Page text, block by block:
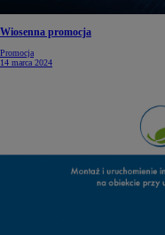
Wiosenna promocja
Promocja
14 marca 2024